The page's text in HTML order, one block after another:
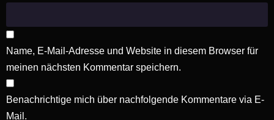
Name, E-Mail-Adresse und Website in diesem Browser für
meinen nächsten Kommentar speichern.
Benachrichtige mich über nachfolgende Kommentare via E-
Mail.